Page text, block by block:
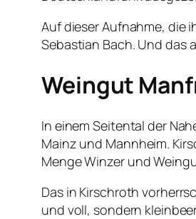
Auf dieser Aufnahme, die
Sebastian Bach. Und das
Weingut
In einem Seitental der
Mainz und Mannheim.
Menge Winzer und
Das in Kirschroth
und voll, sondern